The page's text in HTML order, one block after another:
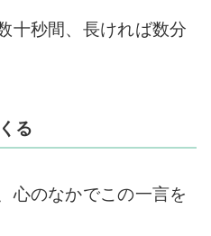
十秒間、長ければ数分
る
心のなかでこの一言を